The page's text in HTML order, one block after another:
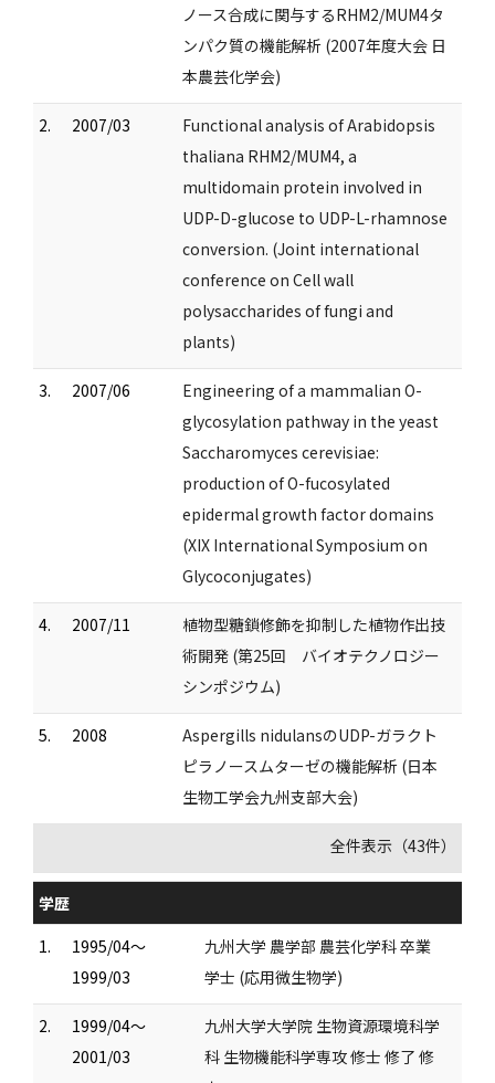
ノース合成に関与するRHM2/MUM4タ
ンパク質の機能解析 (2007年度大会 日
本農芸化学会)
2. 2007/03
Functional analysis of Arabidopsis
thaliana RHM2/MUM4, a
multidomain protein involved in
UDP-D-glucose to UDP-L-rhamnose
conversion. (Joint international
conference on Cell wall
polysaccharides of fungi and
plants)
3. 2007/06
Engineering of a mammalian O-
glycosylation pathway in the yeast
Saccharomyces cerevisiae:
production of O-fucosylated
epidermal growth factor domains
(XIX International Symposium on
Glycoconjugates)
4. 2007/11
植物型糖鎖修飾を抑制した植物作出技
術開発 (第25回 バイオテクノロジー
シンポジウム)
5. 2008
Aspergills nidulansのUDP-ガラクト
ピラノースムターゼの機能解析 (日本
生物工学会九州支部大会)
全件表示（43件）
学歴
1.
1995/04～
1999/03
九州大学 農学部 農芸化学科 卒業
学士 (応用微生物学)
2.
1999/04～
2001/03
九州大学大学院 生物資源環境科学
科 生物機能科学専攻 修士 修了 修